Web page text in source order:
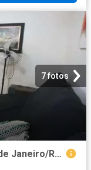
7 fotos
Casa / Sobrado para Venda em Rio de Janeiro/RJ Curicica 2 Quartos